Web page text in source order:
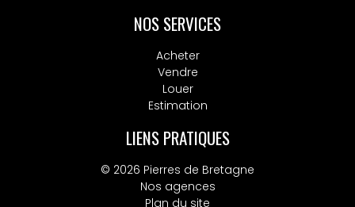
NOS SERVICES
Acheter
Vendre
Louer
Estimation
LIENS PRATIQUES
© 2026 Pierres de Bretagne
Nos agences
Plan du site